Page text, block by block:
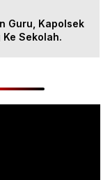
Guru, Kapolsek
Sekolah.